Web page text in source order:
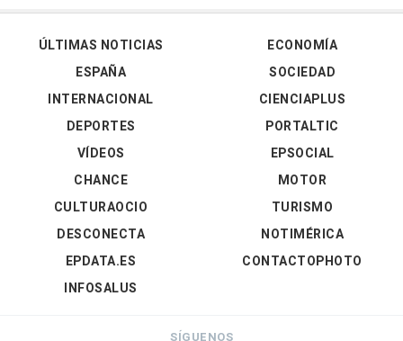
ÚLTIMAS NOTICIAS
ESPAÑA
INTERNACIONAL
DEPORTES
VÍDEOS
ECONOMÍA
SOCIEDAD
CIENCIAPLUS
PORTALTIC
EPSOCIAL
CHANCE
CULTURAOCIO
DESCONECTA
EPDATA.ES
INFOSALUS
MOTOR
TURISMO
NOTIMÉRICA
CONTACTOPHOTO
SÍGUENOS